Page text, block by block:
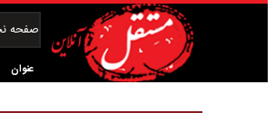
صفحه
عنوان